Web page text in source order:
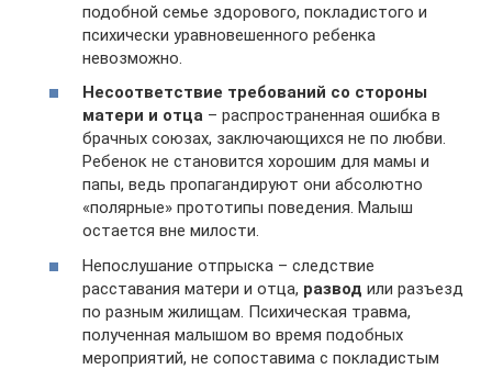
подобной семье здорового, покладистого и
психически уравновешенного ребенка
невозможно.
Несоответствие требований со стороны
матери и отца – распространенная ошибка в
брачных союзах, заключающихся не по любви.
Ребенок не становится хорошим для мамы и
папы, ведь пропагандируют они абсолютно
«полярные» прототипы поведения. Малыш
остается вне милости.
Непослушание отпрыска – следствие
расставания матери и отца, развод или разъезд
по разным жилищам. Психическая травма,
полученная малышом во время подобных
мероприятий, не сопоставима с покладистым